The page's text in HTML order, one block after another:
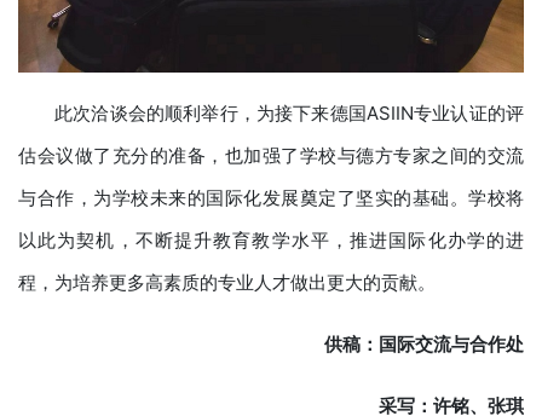
此次洽谈会的顺利举行，为接下来德国ASIIN专业认证的评
估会议做了充分的准备，也加强了学校与德方专家之间的交流
与合作，为学校未来的国际化发展奠定了坚实的基础。学校将
以此为契机，不断提升教育教学水平，推进国际化办学的进
程，为培养更多高素质的专业人才做出更大的贡献。
供稿：国际交流与合作处
采写： 许铭、 张琪